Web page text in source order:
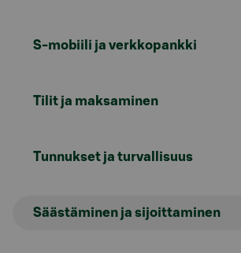
S-mobiili ja verkkopankki
Tilit ja maksaminen
Tunnukset ja turvallisuus
Säästäminen ja sijoittaminen